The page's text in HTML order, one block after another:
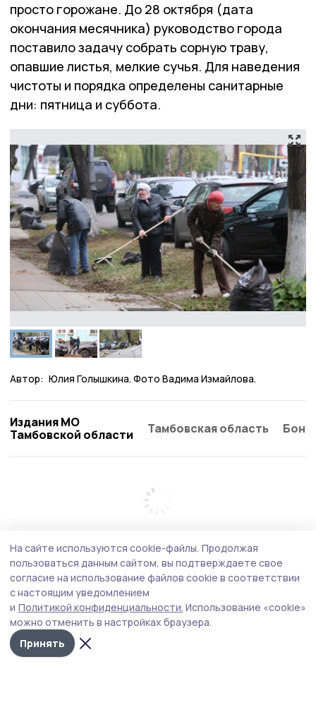
просто горожане. До 28 октября (дата
окончания месячника) руководство города
поставило задачу собрать сорную траву,
опавшие листья, мелкие сучья. Для наведения
чистоты и порядка определены санитарные
дни: пятница и суббота.
Автор: Юлия Голышкина. Фото Вадима Измайлова.
Издания МО
Тамбовской области
Тамбовская область
На сайте используются cookie-файлы. Продолжая
пользоваться данным сайтом, вы подтверждаете свое
согласие на использование файлов cookie в соответствии
с настоящим уведомлением
и Политикой конфиденциальности. Использование «cookie»
можно отменить в настройках браузера.
Принять